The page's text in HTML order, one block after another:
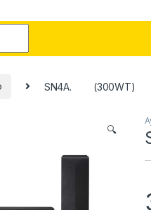
SN4A. (300WT)
🔍